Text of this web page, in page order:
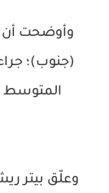
وأوضحت أن
المتوسط
وعلّق بيتر